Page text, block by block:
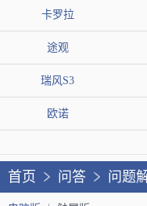
控制臂采用单片冲压
间并未设计为分体结
0%，底盘纵梁以及中
线布局在底盘钢板内
轻的铝合金材质，这
卡罗拉
途观
瑞风S3
欧诺
首页 问答 问题